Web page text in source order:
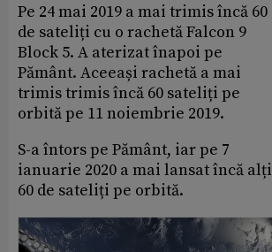
Pe 24 mai 2019 a mai trimis încă 60
de sateliți cu o rachetă Falcon 9
Block 5. A aterizat înapoi pe
Pământ. Aceeași rachetă a mai
trimis trimis încă 60 sateliți pe
orbită pe 11 noiembrie 2019.
S-a întors pe Pământ, iar pe 7
ianuarie 2020 a mai lansat încă alți
60 de sateliți pe orbită.